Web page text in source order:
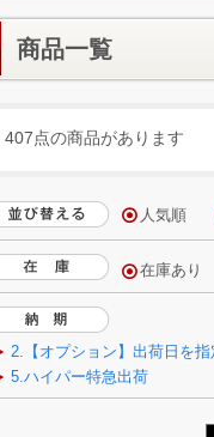
商品一覧
407点の商品があります
人気順